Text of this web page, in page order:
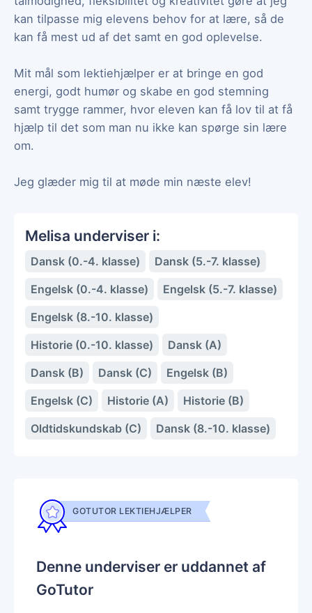
kan tilpasse mig elevens behov for at lære, så de
kan få mest ud af det samt en god oplevelse.
Mit mål som lektiehjælper er at bringe en god
energi, godt humør og skabe en god stemning
samt trygge rammer, hvor eleven kan få lov til at få
hjælp til det som man nu ikke kan spørge sin lære
om.
Jeg glæder mig til at møde min næste elev!
Melisa underviser i:
Dansk (0.-4. klasse)
Dansk (5.-7. klasse)
Engelsk (0.-4. klasse)
Engelsk (5.-7. klasse)
Engelsk (8.-10. klasse)
Historie (0.-10. klasse)
Dansk (A)
Dansk (B)
Dansk (C)
Engelsk (B)
Engelsk (C)
Historie (A)
Historie (B)
Oldtidskundskab (C)
Dansk (8.-10. klasse)
GOTUTOR LEKTIEHJÆLPER
Denne underviser er uddannet af
GoTutor